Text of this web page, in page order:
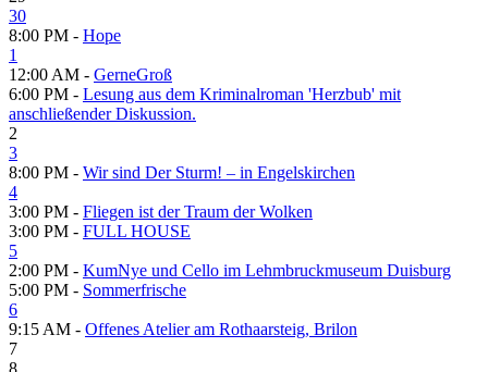
30
8:00 PM - Hope
1
12:00 AM - GerneGroß
6:00 PM - Lesung aus dem Kriminalroman 'Herzbub' mit
anschließender Diskussion.
2
3
8:00 PM - Wir sind Der Sturm! – in Engelskirchen
4
3:00 PM - Fliegen ist der Traum der Wolken
3:00 PM - FULL HOUSE
5
2:00 PM - KumNye und Cello im Lehmbruckmuseum Duisburg
5:00 PM - Sommerfrische
6
9:15 AM - Offenes Atelier am Rothaarsteig, Brilon
7
8